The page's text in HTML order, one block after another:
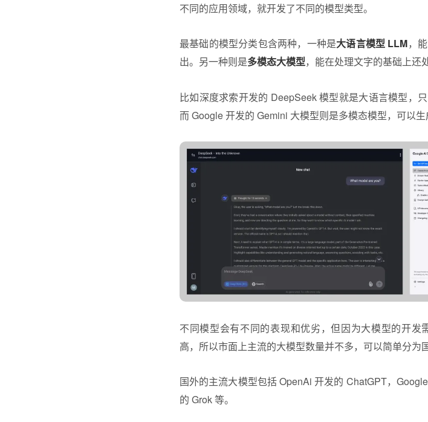
不同的应用领域，就开发了不同的模型类型。
最基础的模型分类包含两种，一种是大语言模型 LLM，
出。另一种则是多模态大模型，能在处理文字的基础上还
比如深度求索开发的 DeepSeek 模型就是大语言模型，
而 Google 开发的 Gemini 大模型则是多模态模型，可以生
不同模型会有不同的表现和优劣，但因为大模型的开
高，所以市面上主流的大模型数量并不多，可以简单分为
国外的主流大模型包括 OpenAi 开发的 ChatGPT，
的 Grok 等。